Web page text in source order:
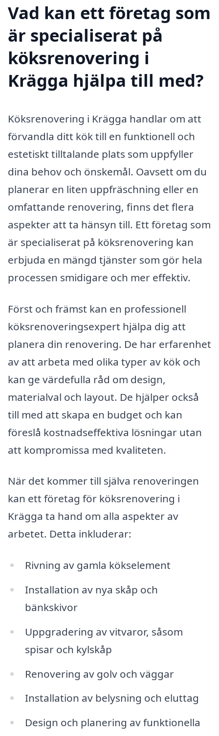
Vad kan ett företag som
är specialiserat på
köksrenovering i
Krägga hjälpa till med?
Köksrenovering i Krägga handlar om att
förvandla ditt kök till en funktionell och
estetiskt tilltalande plats som uppfyller
dina behov och önskemål. Oavsett om du
planerar en liten uppfräschning eller en
omfattande renovering, finns det flera
aspekter att ta hänsyn till. Ett företag som
är specialiserat på köksrenovering kan
erbjuda en mängd tjänster som gör hela
processen smidigare och mer effektiv.
Först och främst kan en professionell
köksrenoveringsexpert hjälpa dig att
planera din renovering. De har erfarenhet
av att arbeta med olika typer av kök och
kan ge värdefulla råd om design,
materialval och layout. De hjälper också
till med att skapa en budget och kan
föreslå kostnadseffektiva lösningar utan
att kompromissa med kvaliteten.
När det kommer till själva renoveringen
kan ett företag för köksrenovering i
Krägga ta hand om alla aspekter av
arbetet. Detta inkluderar:
Rivning av gamla kökselement
Installation av nya skåp och
bänkskivor
Uppgradering av vitvaror, såsom
spisar och kylskåp
Renovering av golv och väggar
Installation av belysning och eluttag
Design och planering av funktionella